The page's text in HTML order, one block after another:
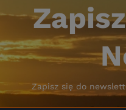
Zapisz się do